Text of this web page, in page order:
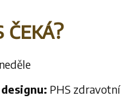
čeká?
PHS zdravotní